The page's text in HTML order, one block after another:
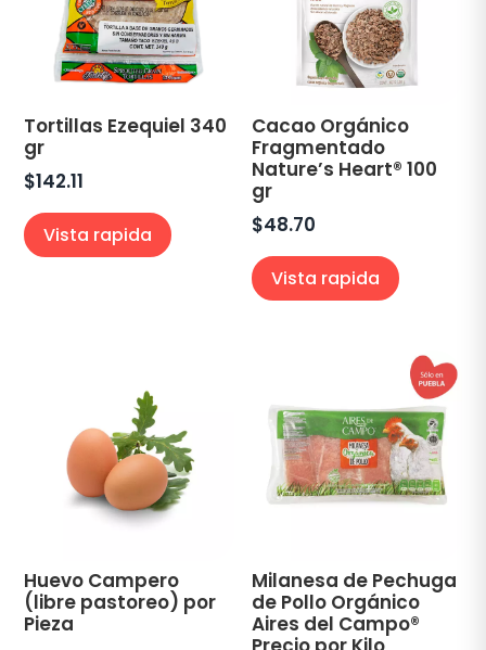
Tortillas Ezequiel 340
gr
$142.11
Vista rapida
Cacao Orgánico
Fragmentado
Nature’s Heart® 100
gr
$48.70
Vista rapida
Huevo Campero
(libre pastoreo) por
Pieza
Milanesa de Pechuga
de Pollo Orgánico
Aires del Campo®